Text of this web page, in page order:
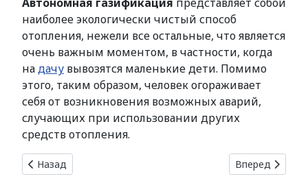
наиболее экологически чистый способ
отопления, нежели все остальные, что является
очень важным моментом, в частности, когда
надачу вывозятся маленькие дети. Помимо
этого, таким образом, человек огораживает
себя от возникновения возможных аварий,
случающих при использовании других
средств отопления.
Предыдущий: Садовые дома
Назад Следующий:
Вперед